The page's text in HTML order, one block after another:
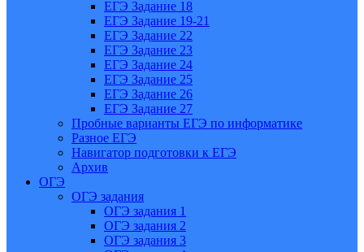
ЕГЭ Задание 18
ЕГЭ Задание 19-21
ЕГЭ Задание 22
ЕГЭ Задание 23
ЕГЭ Задание 24
ЕГЭ Задание 25
ЕГЭ Задание 26
ЕГЭ Задание 27
Пробные варианты ЕГЭ по информатике
Разное ЕГЭ
Навигатор подготовки к ЕГЭ
Архив
ОГЭ
ОГЭ задания
ОГЭ задания 1
ОГЭ задания 2
ОГЭ задания 3